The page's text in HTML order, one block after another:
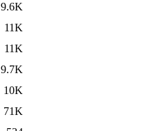
9.6K
11K
11K
9.7K
10K
71K